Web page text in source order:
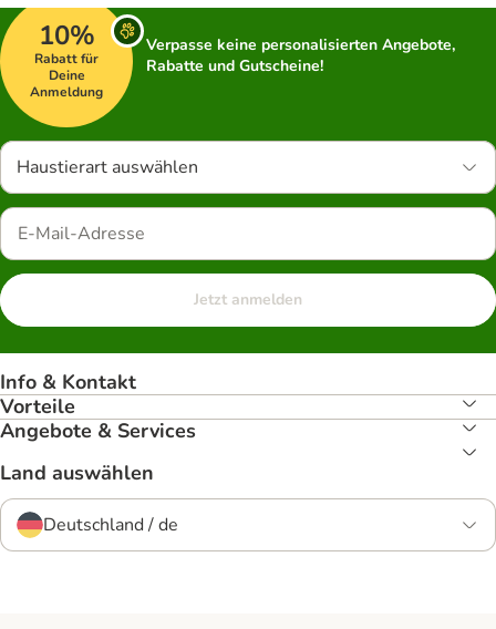
10%
Rabatt für
Deine
Anmeldung
Verpasse keine personalisierten Angebote,
Rabatte und Gutscheine!
Haustierart auswählen
Jetzt anmelden
Info & Kontakt
Vorteile
Angebote & Services
Land auswählen
Deutschland / de